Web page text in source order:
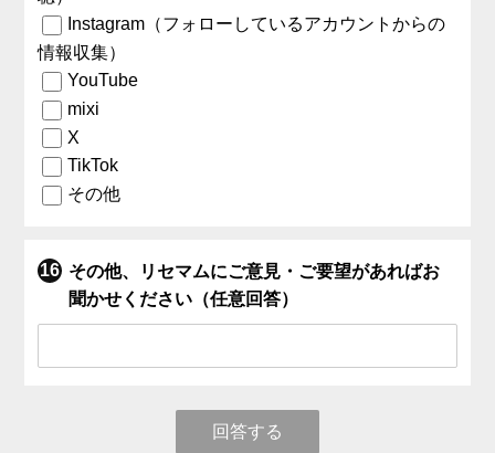
Instagram（フォローしているアカウントからの
情報収集）
YouTube
mixi
X
TikTok
その他
その他、リセマムにご意見・ご要望があればお
聞かせください（任意回答）
回答する